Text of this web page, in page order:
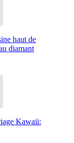
haut de
diamant
Kawaii: